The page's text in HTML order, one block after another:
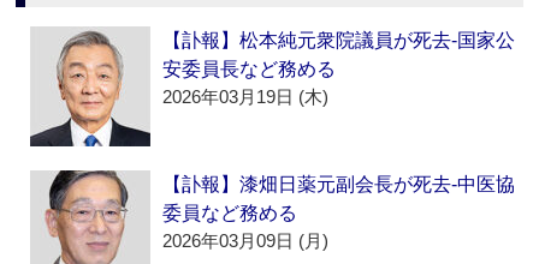
【訃報】松本純元衆院議員が死去‐国家公
安委員長など務める
2026年03月19日 (木)
【訃報】漆畑日薬元副会長が死去‐中医協
委員など務める
2026年03月09日 (月)